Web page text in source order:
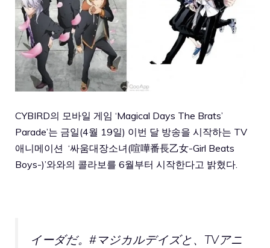
CYBIRD의 모바일 게임 ‘Magical Days The Brats’
Parade’는 금일(4월 19일) 이번 달 방송을 시작하는 TV
애니메이션 ‘싸움대장소녀(喧嘩番長乙女-Girl Beats
Boys-)’와와의 콜라보를 6월부터 시작한다고 밝혔다.
イーダだ。 #マジカルデイズと、TVアニ